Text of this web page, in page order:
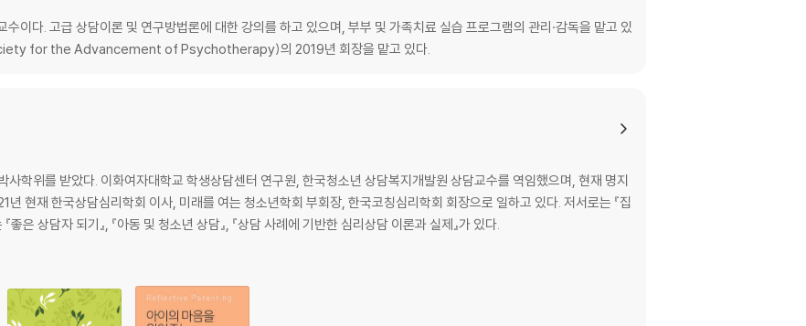
이다. 고급 상담이론 및 연구방법론에 대한 강의를 하고 있으며, 부부 및 가족치료 실습 프로그램의 관리·감독을 맡고 있
for the Advancement of Psychotherapy)의 2019년 회장을 맡고 있다.
학위를 받았다. 이화여자대학교 학생상담센터 연구원, 한국청소년 상담복지개발원 상담교수를 역임했으며, 현재 명지
현재 한국상담심리학회 이사, 미래를 여는 청소년학회 부회장, 한국코칭심리학회 회장으로 일하고 있다. 저서로는 『집
좋은 상담자 되기』, 『아동 및 청소년 상담』, 『상담 사례에 기반한 심리상담 이론과 실제』가 있다.